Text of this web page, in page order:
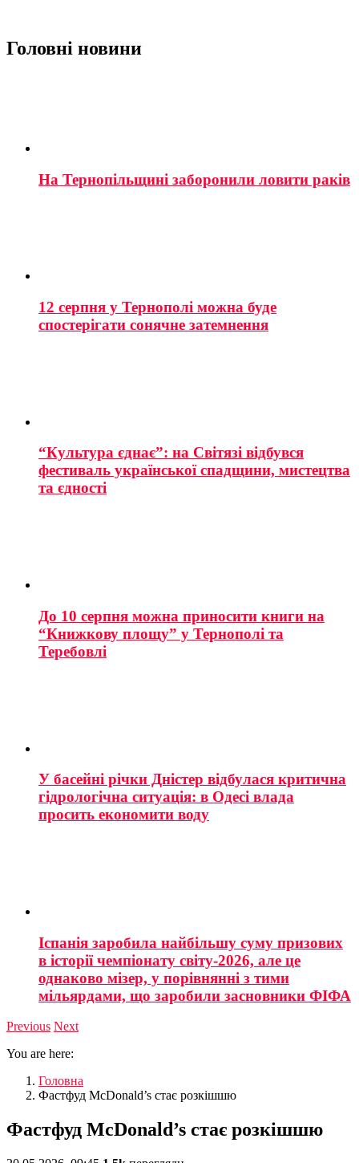
Головні новини
На Тернопільщині заборонили ловити раків
12 серпня у Тернополі можна буде
спостерігати сонячне затемнення
“Культура єднає”: на Світязі відбувся
фестиваль української спадщини, мистецтва
та єдності
До 10 серпня можна приносити книги на
“Книжкову площу” у Тернополі та
Теребовлі
У басейні річки Дністер відбулася критична
гідрологічна ситуація: в Одесі влада
просить економити воду
Іспанія заробила найбільшу суму призових
в історії чемпіонату світу-2026, але це
однаково мізер, у порівнянні з тими
мільярдами, що заробили засновники ФІФА
Previous Next
You are here:
Головна
Фастфуд McDonald’s стає розкішшю
Фастфуд McDonald’s стає розкішшю